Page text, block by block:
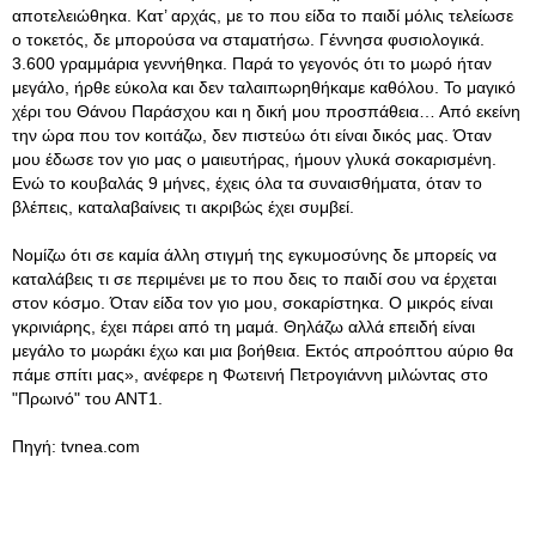
αποτελειώθηκα. Κατ’ αρχάς, με το που είδα το παιδί μόλις τελείωσε
ο τοκετός, δε μπορούσα να σταματήσω . Γέννησα φυσιολογικά.
3.600 γραμμάρια γεννήθηκα. Παρά το γεγονός ότι το μωρό ήταν
μεγάλο, ήρθε εύκολα και δεν ταλαιπωρηθήκαμε καθόλου. Το μαγικό
χέρι του Θάνου Παράσχου και η δική μου προσπάθεια… Από εκείνη
την ώρα που τον κοιτάζω, δεν πιστεύω ότι είναι δικός μας. Όταν
μου έδωσε τον γιο μας ο μαιευτήρας, ήμουν γλυκά σοκαρισμένη.
Ενώ το κουβαλάς 9 μήνες, έχεις όλα τα συναισθήματα, όταν το
βλέπεις, καταλαβαίνεις τι ακριβώς έχει συμβεί.
Νομίζω ότι σε καμία άλλη στιγμή της εγκυμοσύνης δε μπορείς να
καταλάβεις τι σε περιμένει με το που δεις το παιδί σου να έρχεται
στον κόσμο. Όταν είδα τον γιο μου, σοκαρίστηκα. Ο μικρός είναι
γκρινιάρης, έχει πάρει από τη μαμά. Θηλάζω αλλά επειδή είναι
μεγάλο το μωράκι έχω και μια βοήθεια. Εκτός απροόπτου αύριο θα
πάμε σπίτι μας», ανέφερε η Φωτεινή Πετρογιάννη μιλώντας στο
"Πρωινό" του ΑΝΤ1.
Πηγή: tvnea.com